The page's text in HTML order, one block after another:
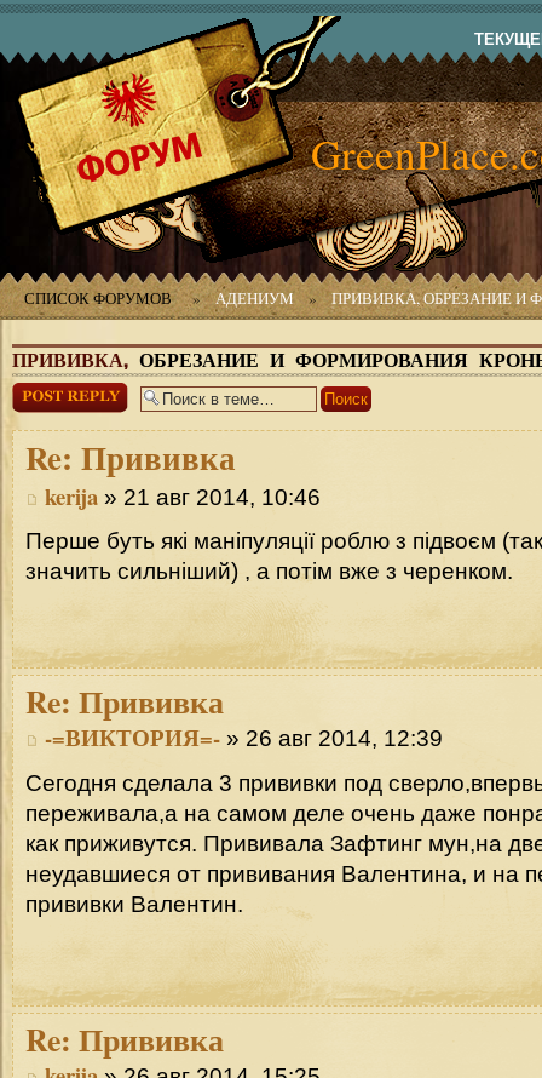
СПИСОК ФОРУМОВ » АДЕНИУМ » ПРИВИВКА, ОБРЕЗАНИЕ И
ПРИВИВКА, ОБРЕЗАНИЕ И ФОРМИРОВАНИЯ
Ответить
Re: Прививка
kerija » 21 авг 2014, 10:46
Перше буть які маніпуляції роблю з підвоєм (так
значить сильніший) , а потім вже з черенком.
Re: Прививка
-=ВИКТОРИЯ=- » 26 авг 2014, 12:39
Сегодня сделала 3 прививки под
переживала,а на самом деле очень даже
как приживутся. Прививала Зафтинг мун,на
неудавшиеся от прививания Валентина, и на
прививки Валентин.
Re: Прививка